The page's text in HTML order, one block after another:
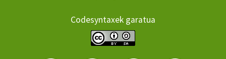
Codesyntaxek garatua